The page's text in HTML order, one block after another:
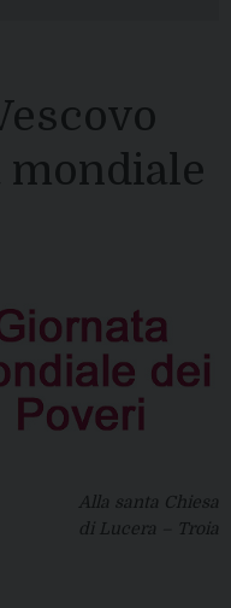
mondiale
Chiesa
di Lucera – Troia